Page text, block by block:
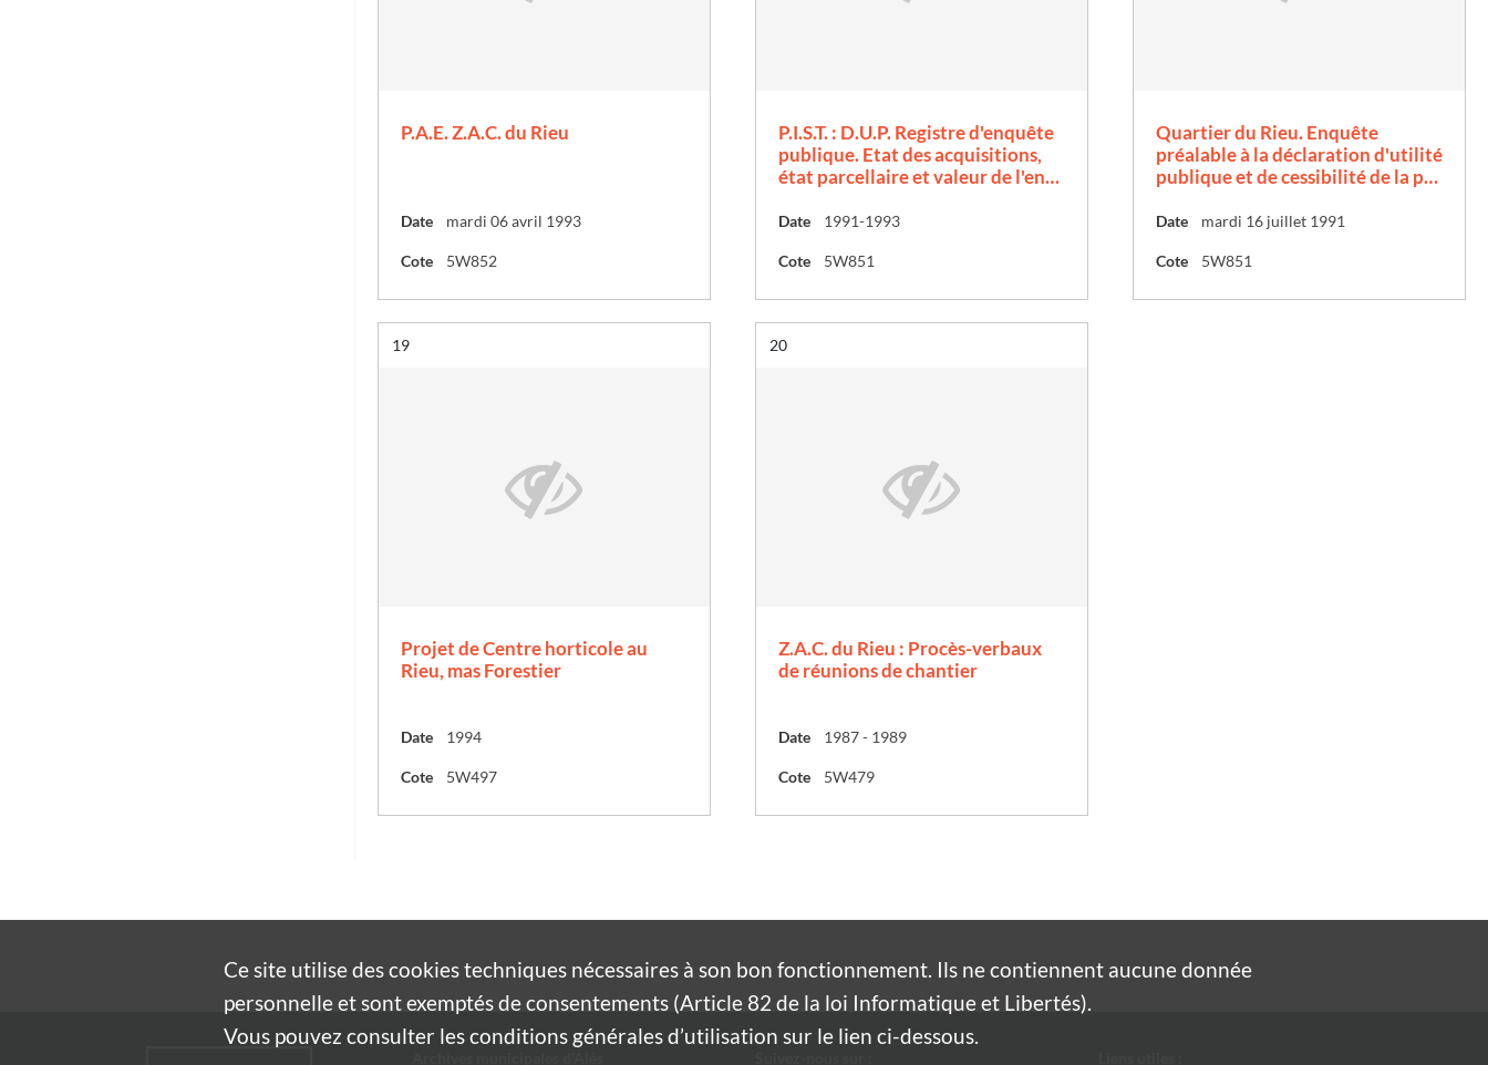
P.A.E. Z.A.C. du Rieu
Date mardi 06 avril 1993
Cote 5W852
P.I.S.T. : D.U.P. Registre d'enquête
publique. Etat des acquisitions,
état parcellaire et valeur de l'en…
Date 1991-1993
Cote 5W851
Quartier du Rieu. Enquête
préalable à la déclaration d'utilité
publique et de cessibilité de la p…
Date mardi 16 juillet 1991
Cote 5W851
Résultat n°
19
Projet de Centre horticole au
Rieu, mas Forestier
Date 1994
Cote 5W497
Résultat n°
20
Z.A.C. du Rieu : Procès-verbaux
de réunions de chantier
Date 1987 - 1989
Cote 5W479
Ce site utilise descookiestechniques nécessaires à son bon fonctionnement. Ils ne contiennent aucune donnée
personnelle et sont exemptés de consentements (Article 82 de la loi Informatique et Libertés).
Vous pouvez consulter les conditions générales d’utilisation sur le lien ci-dessous.